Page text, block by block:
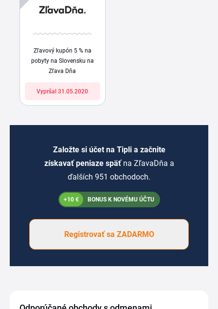
Zľavový kupón 5 % na
pobyty na Slovensku na
Zľava Dňa
Vypršal 31.05.2020
Založte si účet na Tipli a začnite
získavať peniaze späť na ZľavaDňa a
ďalších 951 obchodoch.
+10 € BONUS K NOVÉMU ÚČTU
Registrovať sa ZADARMO